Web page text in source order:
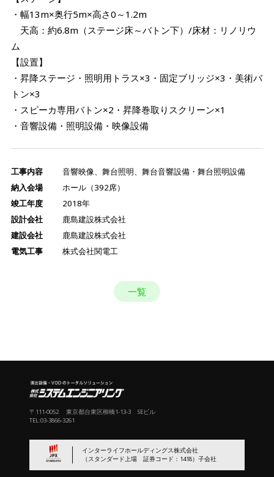
・幅13m×奥行5m×高さ0～1.2m
天高：約6.8m（ステージ床～バトン下）/床材：リノリウ
ム
【設置】
・昇降ステージ・照明用トラス×3・固定ブリッジ×3・美術バ
トン×3
・スピーカ専用バトン×2・昇降巻取りスクリーン×1
・音響設備・照明設備・映像設備
工事内容
音響映像、舞台照明、舞台音響設備・舞台照明設備
納入会場
ホール（392席）
竣工年度
2018年
設計会社
鹿島建設株式会社
建設会社
鹿島建設株式会社
電気工事
株式会社関電工
一覧
〒111-0052 東京都台東区柳橋1-13-3 SEビル
TEL:03-3866-3261
インターライフホールディングス株式会社
（スタンダード上場 証券コード：1418）子会社